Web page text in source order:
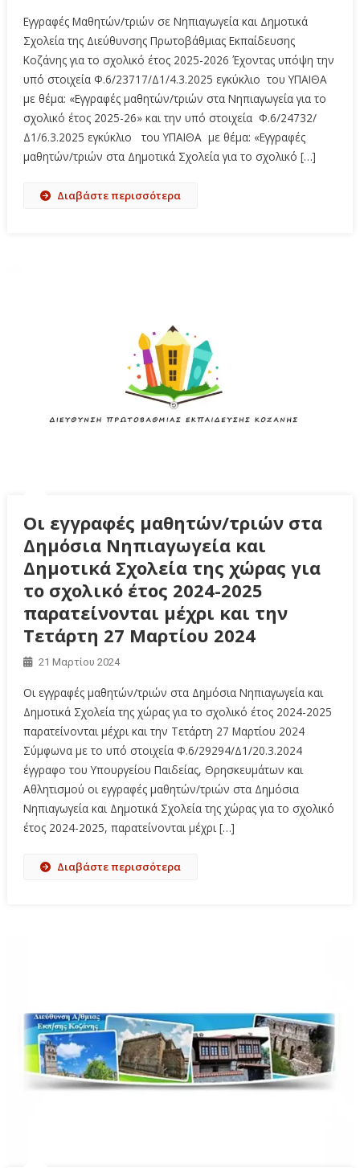
Εγγραφές Μαθητών/τριών σε Νηπιαγωγεία και Δημοτικά
Σχολεία της Διεύθυνσης Πρωτοβάθμιας Εκπαίδευσης
Κοζάνης για το σχολικό έτος 2025-2026 Έχοντας υπόψη την
υπό στοιχεία Φ.6/23717/Δ1/4.3.2025 εγκύκλιο του ΥΠΑΙΘΑ
με θέμα: «Εγγραφές μαθητών/τριών στα Νηπιαγωγεία για το
σχολικό έτος 2025-26» και την υπό στοιχεία Φ.6/24732/
Δ1/6.3.2025 εγκύκλιο του ΥΠΑΙΘΑ με θέμα: «Εγγραφές
μαθητών/τριών στα Δημοτικά Σχολεία για το σχολικό […]
Διαβάστε περισσότερα
Οι εγγραφές μαθητών/τριών στα
Δημόσια Νηπιαγωγεία και
Δημοτικά Σχολεία της χώρας για
το σχολικό έτος 2024-2025
παρατείνονται μέχρι και την
Τετάρτη 27 Μαρτίου 2024
21 Μαρτίου 2024
Οι εγγραφές μαθητών/τριών στα Δημόσια Νηπιαγωγεία και
Δημοτικά Σχολεία της χώρας για το σχολικό έτος 2024-2025
παρατείνονται μέχρι και την Τετάρτη 27 Μαρτίου 2024
Σύμφωνα με το υπό στοιχεία Φ.6/29294/Δ1/20.3.2024
έγγραφο του Υπουργείου Παιδείας, Θρησκευμάτων και
Αθλητισμού οι εγγραφές μαθητών/τριών στα Δημόσια
Νηπιαγωγεία και Δημοτικά Σχολεία της χώρας για το σχολικό
έτος 2024-2025, παρατείνονται μέχρι […]
Διαβάστε περισσότερα